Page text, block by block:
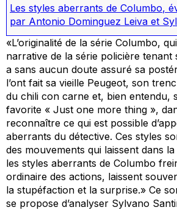
Les styles aberrants de Columbo,
par Antonio Dominguez Leiva et
«L’originalité de la série Columbo,
narrative de la série policière
a sans aucun doute assuré sa
l’ont fait sa vieille Peugeot, son
du chili con carne et, bien entendu,
favorite « Just one more thing »,
reconnaître ce qui est possible
aberrants du détective. Ces styles
des mouvements qui laissent dans
les styles aberrants de Columbo
ordinaire des actions, laissent
la stupéfaction et la surprise.» Ce
se propose d’analyser Sylvano